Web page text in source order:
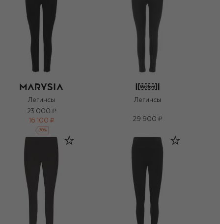
Легинсы
23 000 ₽
16 100 ₽
-30%
Легинсы
29 900 ₽